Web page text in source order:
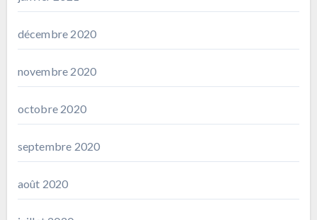
décembre 2020
novembre 2020
octobre 2020
septembre 2020
août 2020